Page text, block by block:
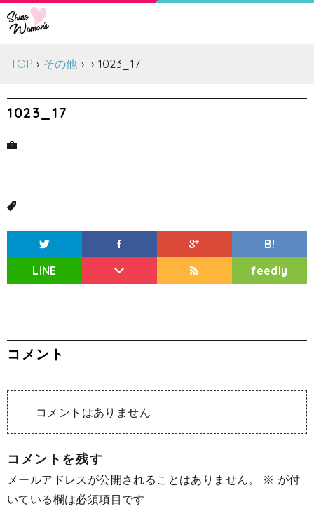
TOP その他 1023_17
1023_17
B!
LINE
feedly
コメント
コメントはありません
コメントを残す
メールアドレスが公開されることはありません。 ※ が付
いている欄は必須項目です